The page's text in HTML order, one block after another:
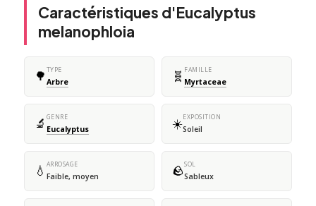
Caractéristiques d'Eucalyptus
melanophloia
🌳 TYPE
Arbre 🧬 FAMILLE
Myrtaceae
🔬 GENRE
Eucalyptus ☀️EXPOSITION
Soleil
💧 ARROSAGE
Faible, moyen 🪨SOL
Sableux